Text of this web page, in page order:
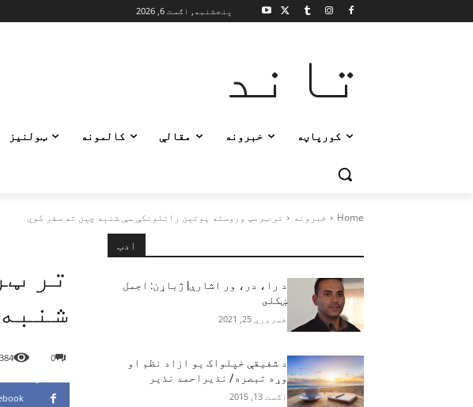
پنجشنبه, اګست 6, 2026
تاند
کورپاڼه خبرونه مقالې کالمونه ټولنیز
Home خبرونه تر ټرمپ وروسته پوتین راتلونکې سې شنبه چین ته سفر کوي
تر
0
384
ادب
د را، در، ور اشارې| ژباړن: اجمل
ښکلى
فبروري 25, 2021
د شفیقې خپلواک یو ازاد نظم او
وړه تبصره/ نذیراحمد نذیر
اګست 13, 2015